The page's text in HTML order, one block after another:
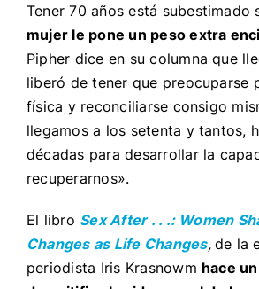
Tener 70 años está subestimado
mujer le pone un peso extra
Pipher dice en su columna que
liberó de tener que preocuparse
física y reconciliarse consigo
llegamos a los setenta y tantos,
décadas para desarrollar la
recuperarnos».
El libro Sex After . . .: Women
Changes as Life Changes, de la
periodista Iris Krasnowm hace